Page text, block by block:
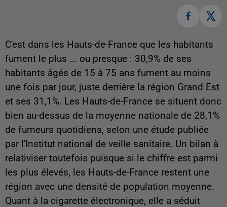
C'est dans les Hauts-de-France que les habitants
fument le plus ... ou presque : 30,9% de ses
habitants âgés de 15 à 75 ans fument au moins
une fois par jour, juste derrière la région Grand Est
et ses 31,1%. Les Hauts-de-France se situent donc
bien au-dessus de la moyenne nationale de 28,1%
de fumeurs quotidiens, selon une étude publiée
par l'Institut national de veille sanitaire. Un bilan à
relativiser toutefois puisque si le chiffre est parmi
les plus élevés, les Hauts-de-France restent une
région avec une densité de population moyenne.
Quant à la cigarette électronique, elle a séduit